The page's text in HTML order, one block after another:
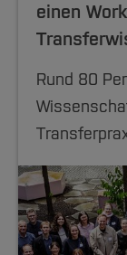
einen
Rund 80